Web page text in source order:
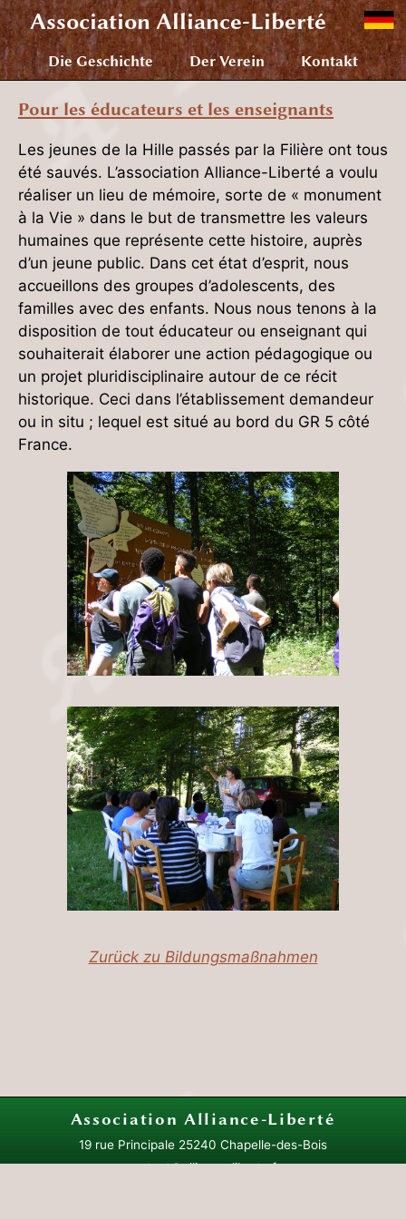
AssociationAlliance-Liberté
Die Geschichte Der Verein Kontakt
Pour les éducateurs et les enseignants
Les jeunes de la Hille passés par la Filière ont tous
été sauvés. L’association Alliance-Liberté a voulu
réaliser un lieu de mémoire, sorte de « monument
à la Vie » dans le but de transmettre les valeurs
humaines que représente cette histoire, auprès
d’un jeune public. Dans cet état d’esprit, nous
accueillons des groupes d’adolescents, des
familles avec des enfants. Nous nous tenons à la
disposition de tout éducateur ou enseignant qui
souhaiterait élaborer une action pédagogique ou
un projet pluridisciplinaire autour de ce récit
historique. Ceci dans l’établissement demandeur
ou in situ ; lequel est situé au bord du GR 5 côté
France.
Zurück zu Bildungsmaßnahmen
AssociationAlliance-Liberté
19 rue Principale 25240 Chapelle-des-Bois
contact@alliance-liberte.fr